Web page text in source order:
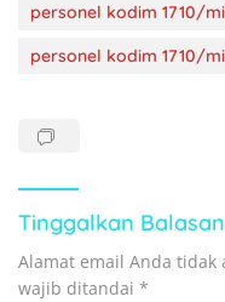
personel kodim 1710/
personel kodim 1710/
Tinggalkan Balasan
Alamat email Anda tidak
wajib ditandai *